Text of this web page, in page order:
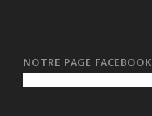
NOTRE PAGE FACEBOOK